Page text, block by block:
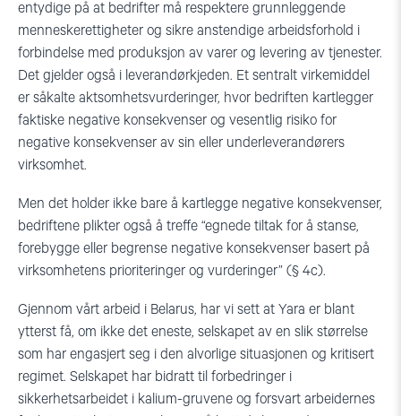
entydige på at bedrifter må respektere grunnleggende
menneskerettigheter og sikre anstendige arbeidsforhold i
forbindelse med produksjon av varer og levering av tjenester.
Det gjelder også i leverandørkjeden. Et sentralt virkemiddel
er såkalte aktsomhetsvurderinger, hvor bedriften kartlegger
faktiske negative konsekvenser og vesentlig risiko for
negative konsekvenser av sin eller underleverandørers
virksomhet.
Men det holder ikke bare å kartlegge negative konsekvenser,
bedriftene plikter også å treffe “egnede tiltak for å stanse,
forebygge eller begrense negative konsekvenser basert på
virksomhetens prioriteringer og vurderinger” (§ 4c).
Gjennom vårt arbeid i Belarus, har vi sett at Yara er blant
ytterst få, om ikke det eneste, selskapet av en slik størrelse
som har engasjert seg i den alvorlige situasjonen og kritisert
regimet. Selskapet har bidratt til forbedringer i
sikkerhetsarbeidet i kalium-gruvene og forsvart arbeidernes